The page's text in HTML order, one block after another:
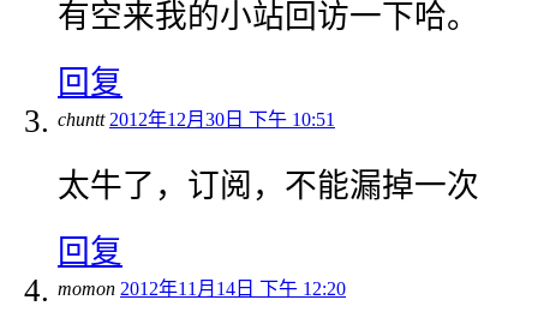
有空来我的小站回访一下哈。
回复
chuntt 2012年12月30日 下午 10:51
太牛了，订阅，不能漏掉一次
回复
momon 2012年11月14日 下午 12:20